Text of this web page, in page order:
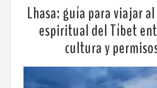
Lhasa: guía para viajar
espiritual del Tíbet
cultura y